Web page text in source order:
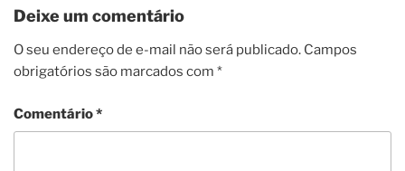
Deixe um comentário
O seu endereço de e-mail não será publicado. Campos
obrigatórios são marcados com *
Comentário*